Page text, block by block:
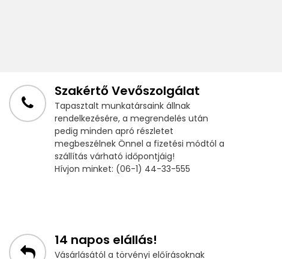
Szakértő Vevőszolgálat
Tapasztalt munkatársaink állnak
rendelkezésére, a megrendelés után
pedig minden apró részletet
megbeszélnek Önnel a fizetési módtól a
szállítás várható időpontjáig!
Hívjon minket: (06-1) 44-33-555
14 napos elállás!
Vásárlásától a törvényi előírásoknak